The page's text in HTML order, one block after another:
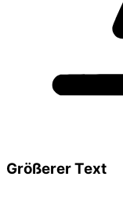
Größerer Text